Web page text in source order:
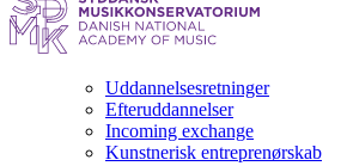
Uddannelsesretninger
Efteruddannelser
Incoming exchange
Kunstnerisk entreprenørskab